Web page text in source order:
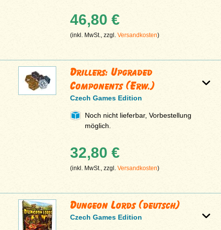
46,80 €
(inkl. MwSt., zzgl.Versandkosten)
Drillers: Upgraded
Components (Erw.)
Czech Games Edition
Noch nicht lieferbar, Vorbestellung
möglich.
32,80 €
(inkl. MwSt., zzgl.Versandkosten)
Dungeon Lords (deutsch)
Czech Games Edition